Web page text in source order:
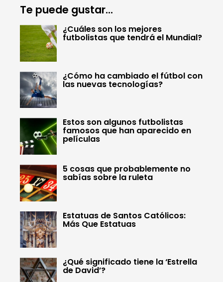
Te puede gustar...
¿Cuáles son los mejores
futbolistas que tendrá el Mundial?
¿Cómo ha cambiado el fútbol con
las nuevas tecnologías?
Estos son algunos futbolistas
famosos que han aparecido en
películas
5 cosas que probablemente no
sabías sobre la ruleta
Estatuas de Santos Católicos:
Más Que Estatuas
¿Qué significado tiene la ‘Estrella
de David’?